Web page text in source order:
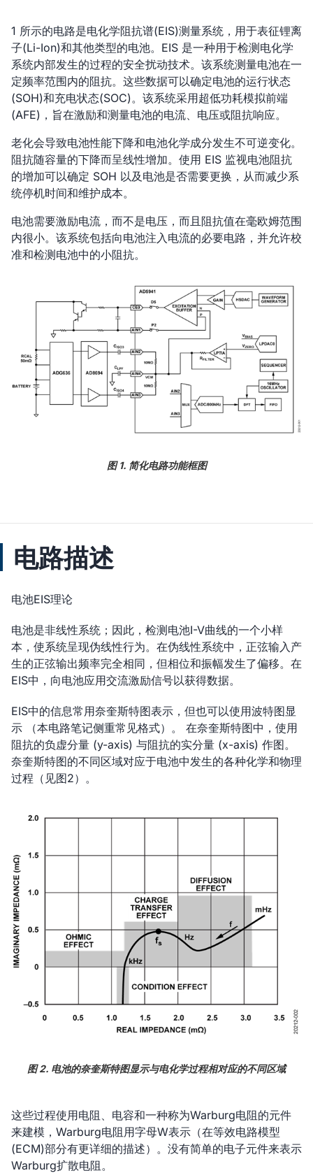
1 所示的电路是电化学阻抗谱(EIS)测量系统，用于表征锂离
子(Li-Ion)和其他类型的电池。EIS 是一种用于检测电化学
系统内部发生的过程的安全扰动技术。该系统测量电池在一
定频率范围内的阻抗。这些数据可以确定电池的运行状态
(SOH)和充电状态(SOC)。该系统采用超低功耗模拟前端
(AFE)，旨在激励和测量电池的电流、电压或阻抗响应。
老化会导致电池性能下降和电池化学成分发生不可逆变化。
阻抗随容量的下降而呈线性增加。使用 EIS 监视电池阻抗
的增加可以确定 SOH 以及电池是否需要更换，从而减少系
统停机时间和维护成本。
电池需要激励电流，而不是电压，而且阻抗值在毫欧姆范围
内很小。该系统包括向电池注入电流的必要电路，并允许校
准和检测电池中的小阻抗。
图 1. 简化电路功能框图
电路描述
电池EIS理论
电池是非线性系统；因此，检测电池I-V曲线的一个小样
本，使系统呈现伪线性行为。在伪线性系统中，正弦输入产
生的正弦输出频率完全相同，但相位和振幅发生了偏移。在
EIS中，向电池应用交流激励信号以获得数据。
EIS中的信息常用奈奎斯特图表示，但也可以使用波特图显
示 （本电路笔记侧重常见格式）。 在奈奎斯特图中，使用
阻抗的负虚分量 (y-axis) 与阻抗的实分量 (x-axis) 作图。
奈奎斯特图的不同区域对应于电池中发生的各种化学和物理
过程（见图2）。
图 2. 电池的奈奎斯特图显示与电化学过程相对应的不同区域
这些过程使用电阻、电容和一种称为Warburg电阻的元件
来建模，Warburg电阻用字母W表示（在等效电路模型
(ECM)部分有更详细的描述）。没有简单的电子元件来表示
Warburg扩散电阻。